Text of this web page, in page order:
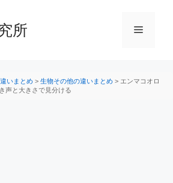
所 メ
いまとめ > 生物その他の違いまとめ > エンマコオロ
声と大きさで見分ける